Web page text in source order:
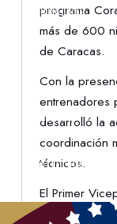
NORMATIVAS
DENUNCIAS
PROTECCIÓN DE LA
programa
más de 600
de Caracas.
Con la
entrenadores
desarrolló la
coordinación
técnicos.
El Primer
de Fútbol,